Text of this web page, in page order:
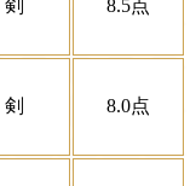
剣 8.5点
剣 8.0点